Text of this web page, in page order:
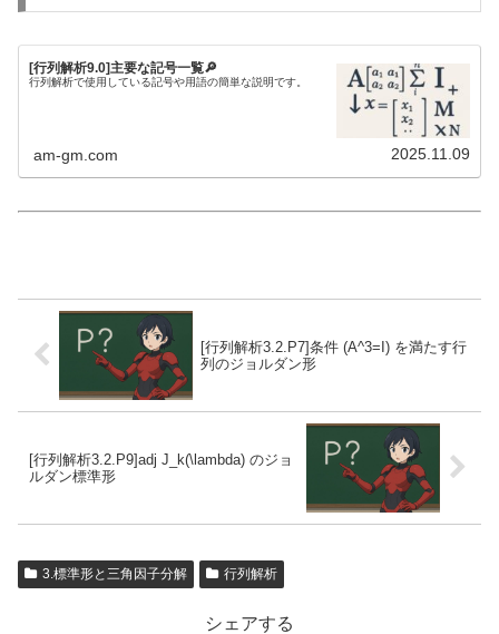
[行列解析9.0]主要な記号一覧🔎
行列解析で使用している記号や用語の簡単な説明です。
am-gm.com 2025.11.09
[行列解析3.2.P7]条件 (A^3=I) を満たす行
列のジョルダン形
[行列解析3.2.P9]adj J_k(\lambda) のジョ
ルダン標準形
3.標準形と三角因子分解 行列解析
シェアする